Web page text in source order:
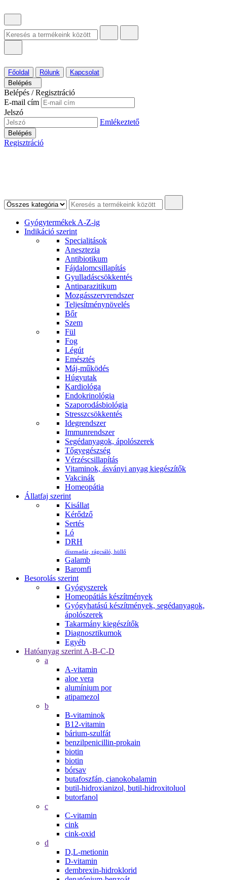
Főoldal Rólunk
Kapcsolat
Belépés
Belépés / Regisztráció
E-mail cím
Jelszó
Emlékeztető
Belépés
Regisztráció
Gyógytermékek A-Z-ig
Indikáció szerint
Specialitások
Anesztezia
Antibiotikum
Fájdalomcsillapítás
Gyulladáscsökkentés
Antiparazitikum
Mozgásszervrendszer
Teljesítménynövelés
Bőr
Szem
Fül
Fog
Légút
Emésztés
Máj-működés
Húgyutak
Kardiológa
Endokrinológia
Szaporodásbiológia
Stresszcsökkentés
Idegrendszer
Immunrendszer
Segédanyagok, ápolószerek
Tőgyegészség
Vérzéscsillapítás
Vitaminok, ásványi anyag kiegészítők
Vakcinák
Homeopátia
Állatfaj szerint
Kisállat
Kérődző
Sertés
Ló
DRH
díszmadár, rágcsáló, hüllő
Galamb
Baromfi
Besorolás szerint
Gyógyszerek
Homeopátiás készítmények
Gyógyhatású készítmények, segédanyagok,
ápolószerek
Takarmány kiegészítők
Diagnosztikumok
Egyéb
Hatóanyag szerint A-B-C-D
a
A-vitamin
aloe vera
alumínium por
atipamezol
b
B-vitaminok
B12-vitamin
bárium-szulfát
benzilpenicillin-prokain
biotin
biotin
bórsav
butafoszfán, cianokobalamin
butil-hidroxianizol, butil-hidroxitoluol
butorfanol
c
C-vitamin
cink
cink-oxid
d
D,L-metionin
D-vitamin
dembrexin-hidroklorid